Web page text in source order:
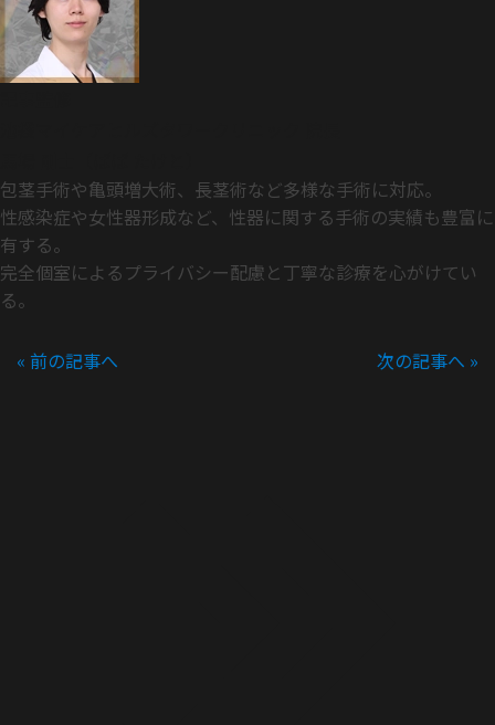
包茎手術や亀頭増大術、長茎術など多様な手術に対応。
性感染症や女性器形成など、性器に関する手術の実績も豊富に
有する。
完全個室によるプライバシー配慮と丁寧な診療を心がけてい
る。
« 前の記事へ 次の記事へ »